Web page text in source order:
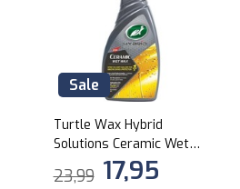
Sale
Turtle Wax Hybrid
Solutions Ceramic Wet
Wax 500ml
23,99 17,95